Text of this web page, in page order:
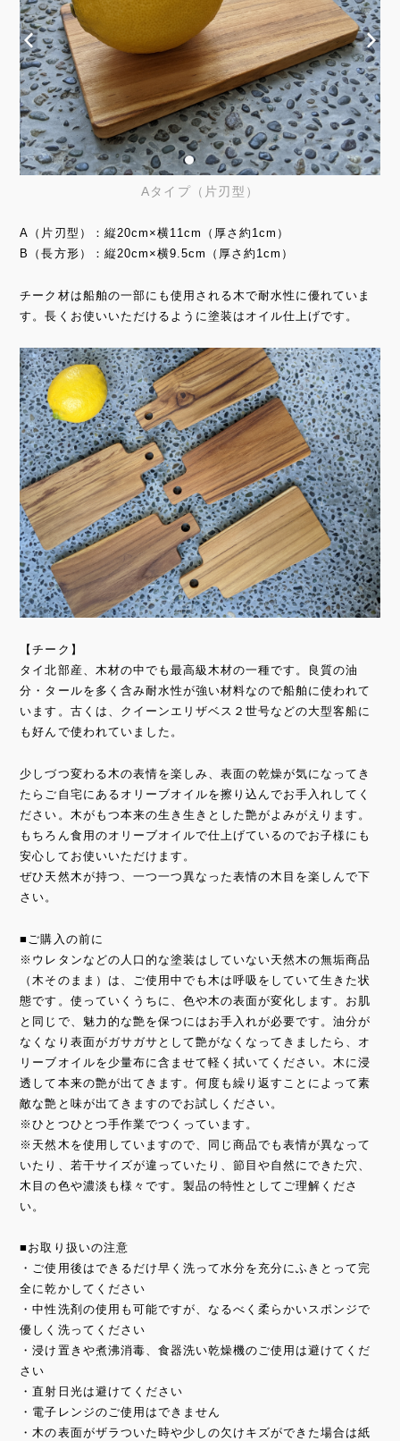
Aタイプ（片刃型）
A（片刃型）：縦20cm×横11cm（厚さ約1cm）
B（長方形）：縦20cm×横9.5cm（厚さ約1cm）
チーク材は船舶の一部にも使用される木で耐水性に優れていま
す。長くお使いいただけるように塗装はオイル仕上げです。
【チーク】
タイ北部産、木材の中でも最高級木材の一種です。良質の油
分・タールを多く含み耐水性が強い材料なので船舶に使われて
います。古くは、クイーンエリザベス２世号などの大型客船に
も好んで使われていました。
少しづつ変わる木の表情を楽しみ、表面の乾燥が気になってき
たらご自宅にあるオリーブオイルを擦り込んでお手入れしてく
ださい。木がもつ本来の生き生きとした艶がよみがえります。
もちろん食用のオリーブオイルで仕上げているのでお子様にも
安心してお使いいただけます。
ぜひ天然木が持つ、一つ一つ異なった表情の木目を楽しんで下
さい。
■ご購入の前に
※ウレタンなどの人口的な塗装はしていない天然木の無垢商品
（木そのまま）は、ご使用中でも木は呼吸をしていて生きた状
態です。使っていくうちに、色や木の表面が変化します。お肌
と同じで、魅力的な艶を保つにはお手入れが必要です。油分が
なくなり表面がガサガサとして艶がなくなってきましたら、オ
リーブオイルを少量布に含ませて軽く拭いてください。木に浸
透して本来の艶が出てきます。何度も繰り返すことによって素
敵な艶と味が出てきますのでお試しください。
※ひとつひとつ手作業でつくっています。
※天然木を使用していますので、同じ商品でも表情が異なって
いたり、若干サイズが違っていたり、節目や自然にできた穴、
木目の色や濃淡も様々です。製品の特性としてご理解くださ
い。
■お取り扱いの注意
・ご使用後はできるだけ早く洗って水分を充分にふきとって完
全に乾かしてください
・中性洗剤の使用も可能ですが、なるべく柔らかいスポンジで
優しく洗ってください
・浸け置きや煮沸消毒、食器洗い乾燥機のご使用は避けてくだ
さい
・直射日光は避けてください
・電子レンジのご使用はできません
・木の表面がザラついた時や少しの欠けキズができた場合は紙